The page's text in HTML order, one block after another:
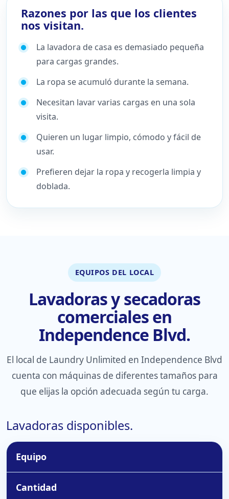
Razones por las que los clientes
nos visitan.
La lavadora de casa es demasiado pequeña
para cargas grandes.
La ropa se acumuló durante la semana.
Necesitan lavar varias cargas en una sola
visita.
Quieren un lugar limpio, cómodo y fácil de
usar.
Prefieren dejar la ropa y recogerla limpia y
doblada.
EQUIPOS DEL LOCAL
Lavadoras y secadoras
comerciales en
Independence Blvd.
El local de Laundry Unlimited en Independence Blvd
cuenta con máquinas de diferentes tamaños para
que elijas la opción adecuada según tu carga.
Lavadoras disponibles.
Equipo
Cantidad